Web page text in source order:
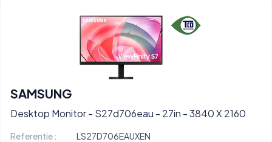
SAMSUNG
Desktop Monitor - S27d706eau - 27in - 3840 X 2160
Referentie :
LS27D706EAUXEN